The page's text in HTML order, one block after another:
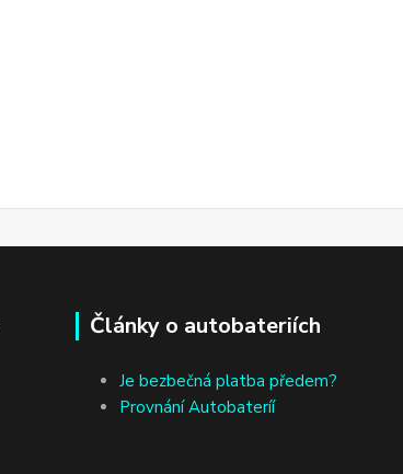
Články o autobateriích
Je bezbečná platba předem?
Provnání Autobateríí